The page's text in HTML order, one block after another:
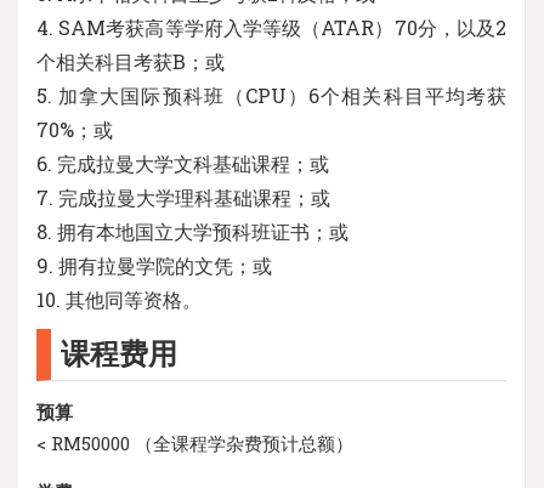
4. SAM考获高等学府入学等级（ATAR）70分，以及2
个相关科目考获B；或
5. 加拿大国际预科班（CPU）6个相关科目平均考获
70%；或
6. 完成拉曼大学文科基础课程；或
7. 完成拉曼大学理科基础课程；或
8. 拥有本地国立大学预科班证书；或
9. 拥有拉曼学院的文凭；或
10. 其他同等资格。
课程费用
预算
< RM50000 （全课程学杂费预计总额）